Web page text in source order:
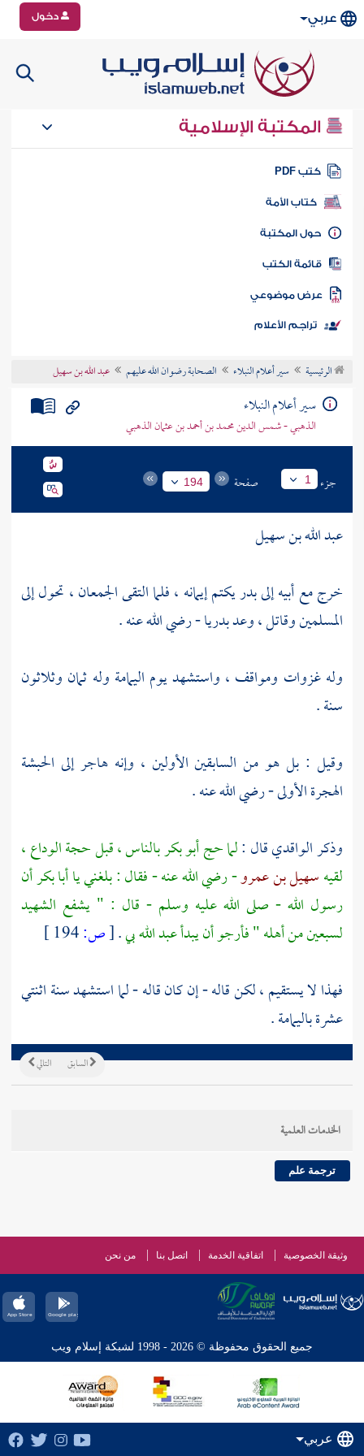
عربي دخول
المكتبة الإسلامية
كتب PDF
كتاب الأمة
المكتبة
الكتب
موضوعي
تراجم الأعلام
الرئيسية سير أعلام النبلاء الصحابة رضوان الله عليهم عبد الله بن سهيل
سير أعلام النبلاء
الذهبي - شمس الدين محمد بن أحمد بن عثمان الذهبي
جزء 1 صفحة 194
عبد الله بن سهيل
خرج مع أبيه إلىبدريكتم إيمانه ، فلما التقى الجمعان ، تحول إلى
المسلمين وقاتل ، وعد بدريا - رضي الله عنه .
وله غزوات ومواقف ، واستشهد يوم اليمامة وله ثمان وثلاثون
سنة .
وقيل : بل هو من السابقين الأولين ، وإنه هاجر إلى الحبشة
الهجرة الأولى - رضي الله عنه .
وذكرالواقديقال :لما حجأبو بكربالناس ، قبل حجة الوداع ،
لقيهسهيل بن عمرو- رضي الله عنه - فقال : بلغني ياأبا بكرأن
رسول الله - صلى الله عليه وسلم - قال : " يشفع الشهيد
لسبعين من أهله " فأرجو أن يبدأعبد اللهبي.
[ص:
فهذا لا يستقيم ، لكن قاله - إن كان قاله - لما استشهد سنة اثنتي
عشرة باليمامة .
التالي السابق
الخدمات العلمية
ترجمة علم
وثيقة الخصوصية اتفاقية الخدمة اتصل بنا من نحن
جميع الحقوق محفوظة © 2026 - 1998 لشبكة إسلام ويب
عربي